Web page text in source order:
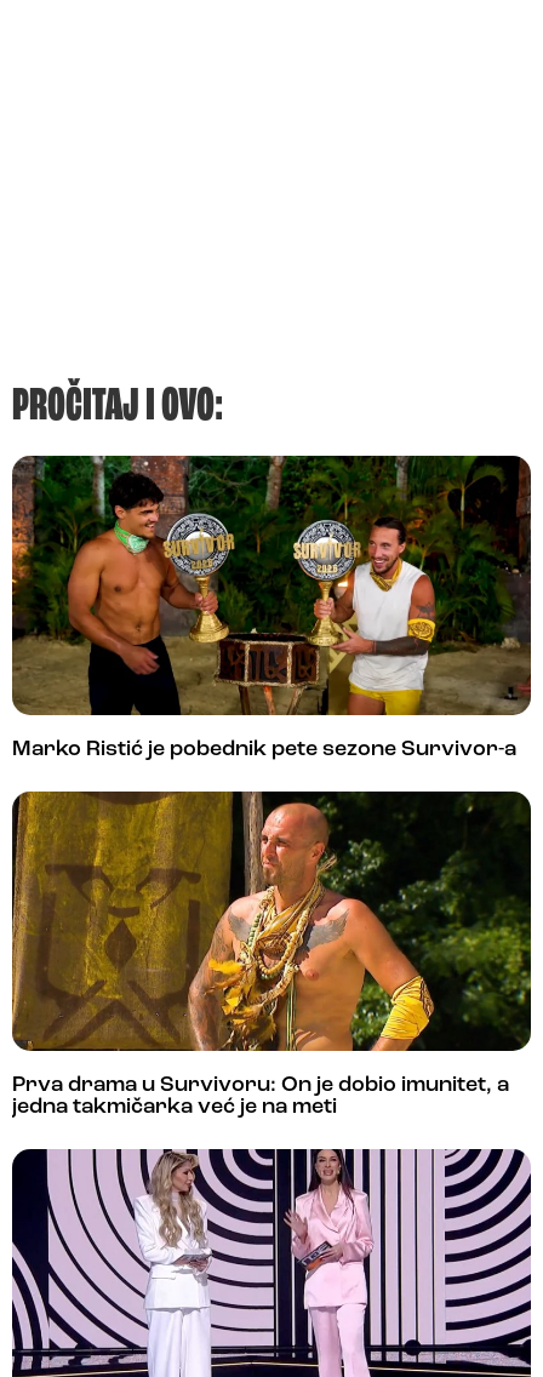
PROČITAJ I OVO:
Marko Ristić je pobednik pete sezone Survivor-a
Prva drama u Survivoru: On je dobio imunitet, a
jedna takmičarka već je na meti